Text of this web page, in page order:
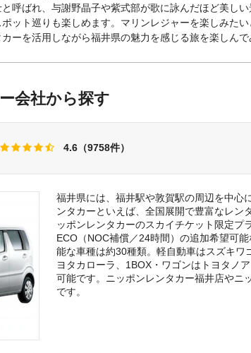
呼ばれ、与謝野晶子や紫式部が歌に詠んだほど美し
ット巡りも楽しめます。マリンレジャーを楽しみた
ーを活用しながら福井県の魅力を感じる旅を楽しんで
会社から探す
4.6（9758件）
福井県には、福井駅や敦賀駅の周辺を中心
ンタカーといえば、全国展開で豊富なレン
ッポンレンタカーのスカイチケット限定プ
ECO（NOC補償／24時間）の追加希望可
能な車種は約30種類。軽自動車はスズキワ
ヨタカローラ、1BOX・ワゴンはトヨタノ
可能です。ニッポンレンタカー福井店やニ
です。